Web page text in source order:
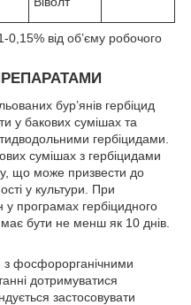
0,15% від об’єму робочого
бур’янів гербіцид
у бакових сумішах та
гербіцидами.
сумішах з гербіцидами
що може призвести до
у культури. При
у програмах гербіцидного
бути не менш як 10 днів.
з фосфорорганічними
дотримуватися
застосовувати